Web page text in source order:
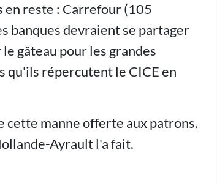
en reste : Carrefour (105
banques devraient se partager
gâteau pour les grandes
qu'ils répercutent le CICE en
cette manne offerte aux patrons.
Ayrault l'a fait.